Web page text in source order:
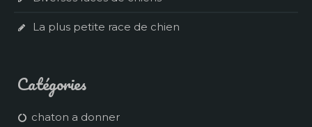
La plus petite race de chien
Catégories
chaton a donner